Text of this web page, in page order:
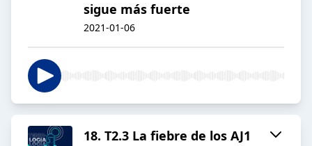
sigue más fuerte
2021-01-06
18. T2.3 La fiebre de los AJ1